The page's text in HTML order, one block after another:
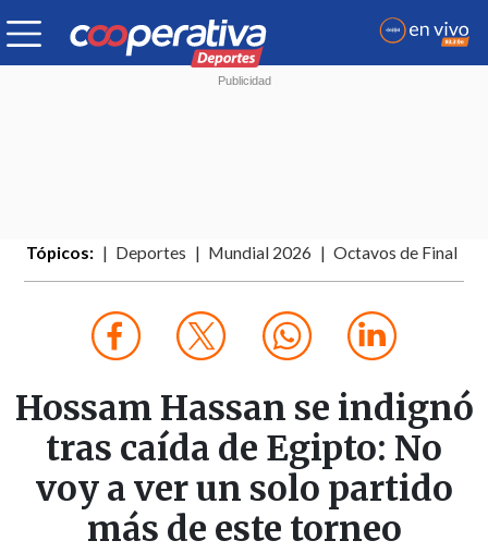
Tópicos: Deportes Mundial 2026 Octavos de Final
Hossam Hassan se indignó
tras caída de Egipto: No
voy a ver un solo partido
más de este torneo